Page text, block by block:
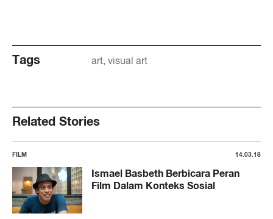
Tags art visual art
Related Stories
FILM 14.03.18
Ismael Basbeth Berbicara Peran
Film Dalam Konteks Sosial